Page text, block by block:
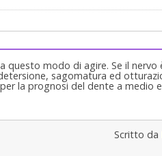
modo di agire. Se il nervo
sagomatura ed
la prognosi del dente a medio
Scritto da